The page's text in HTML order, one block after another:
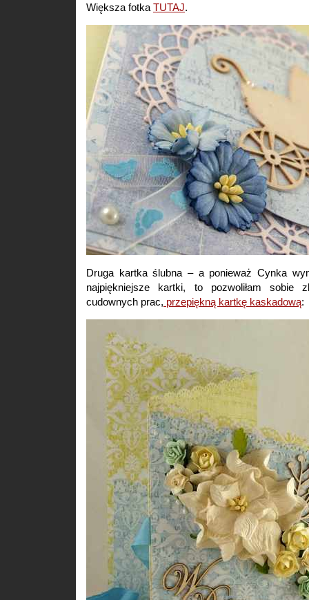
Większa fotka TUTAJ.
Druga kartka ślubna – a ponieważ Cynka
najpiękniejsze kartki, to pozwoliłam sobie
cudownych prac, przepiękną kartkę kaskadową: